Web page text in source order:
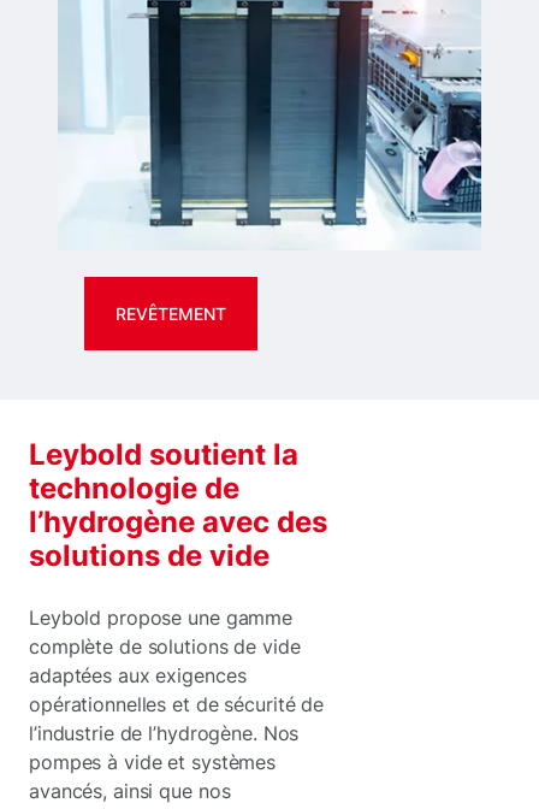
REVÊTEMENT
Leybold soutient la
technologie de
l’hydrogène avec des
solutions de vide
Leybold propose une gamme
complète de solutions de vide
adaptées aux exigences
opérationnelles et de sécurité de
l’industrie de l’hydrogène. Nos
pompes à vide et systèmes
avancés, ainsi que nos